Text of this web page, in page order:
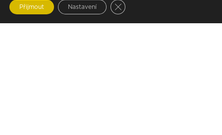
Přijmout Nastavení Zavřít cookie lištu GDPR